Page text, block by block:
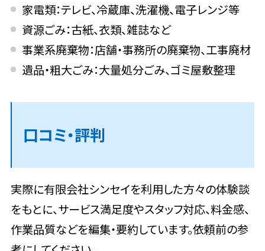
家電類：テレビ、冷蔵庫、洗濯機、電子レンジ等
資源ごみ：古紙、衣類、雑誌など
事業系廃棄物：店舗・事務所の廃棄物、工事廃材
遺品・粗大ごみ：大量処分ごみ、ゴミ屋敷整理
口コミ・評判
実際に有限会社シンセイを利用した方々の体験談
をもとに、サービス満足度やスタッフ対応、料金感、
作業品質などを編集・要約しています。依頼前の参